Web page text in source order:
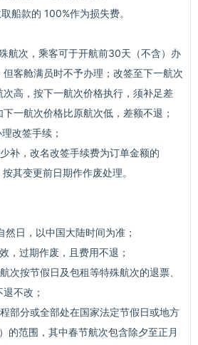
船款的 100%作为损失费。
航次，乘客可于开航前30天（不含）办
客舱满员时不予办理；改签至下一航次
高，按下一航次价格执行，须补足差
一航次价格比原航次低，差额不退；
改签手续；
补，改名改签手续费为订单金额的
其变更前日期作作废处理。
然日，以中国大陆时间为准；
，过期作废，且费用不退；
次按节假日及包租等特殊航次的退票、
不改；
部分或全部处在国家法定节假日或地方
的范围，其中春节航次包含除夕至正月